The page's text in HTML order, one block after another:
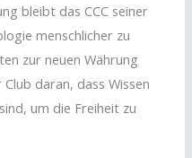
bleibt das CCC seiner
menschlicher zu
zur neuen Währung
daran, dass Wissen
um die Freiheit zu